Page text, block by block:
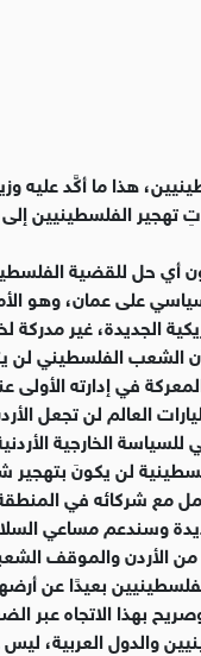
هذا ما أكَّد
الفلسطينيين إلى
أي حل للقضية
على عمان، وهو
الجديدة، غير
الشعب الفلسطيني لن
في إدارته الأولى
العالم لن تجعل
الخارجية
لن يكونَ بتهجير
مع شركائه في
وسندعم مساعي
الأردن والموقف
بعيدًا عن
بهذا الاتجاه عبر
والدول العربية،